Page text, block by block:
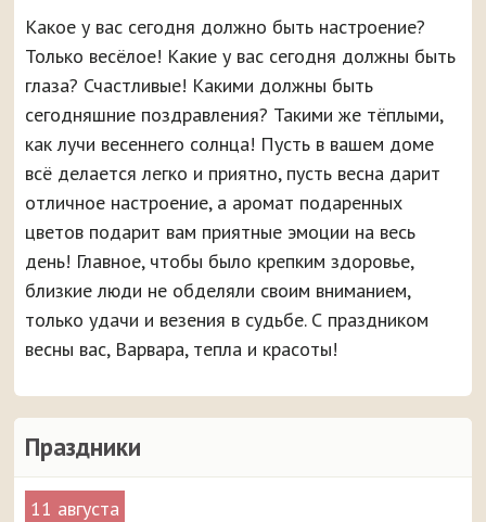
Праздники
11 августа
Какое у вас сегодня должно быть настроение?
Только весёлое! Какие у вас сегодня должны быть
глаза? Счастливые! Какими должны быть
сегодняшние поздравления? Такими же тёплыми,
как лучи весеннего солнца! Пусть в вашем доме
всё делается легко и приятно, пусть весна дарит
отличное настроение, а аромат подаренных
цветов подарит вам приятные эмоции на весь
день! Главное, чтобы было крепким здоровье,
близкие люди не обделяли своим вниманием,
только удачи и везения в судьбе. С праздником
весны вас, Варвара, тепла и красоты!